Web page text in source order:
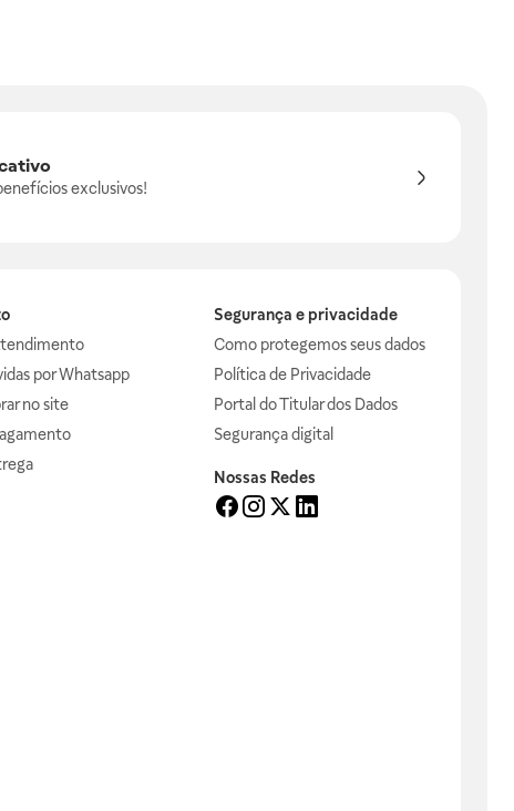
exclusivos!
por Whatsapp
no site
Segurança e privacidade
Como protegemos seus dados
Política de Privacidade
Portal do Titular dos Dados
Segurança digital
Nossas Redes